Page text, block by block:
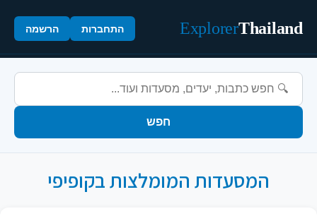
Thailand
Explorer התחברות הרשמה
חפש
המסעדות המומלצות בקופיפי